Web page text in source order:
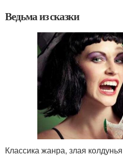
Ведьма из сказки
Классика жанра, злая